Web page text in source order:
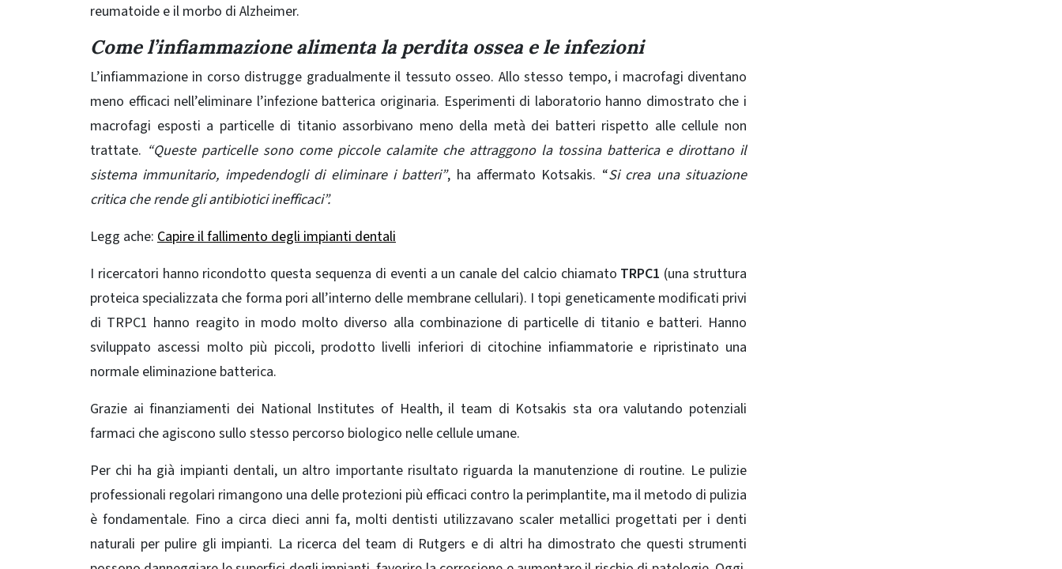
reumatoide e il morbo di Alzheimer.
Come l’infiammazione alimenta la perdita ossea e le infezioni
L’infiammazione in corso distrugge gradualmente il tessuto osseo. Allo stesso tempo, i macrofagi diventano
meno efficaci nell’eliminare l’infezione batterica originaria. Esperimenti di laboratorio hanno dimostrato che i
macrofagi esposti a particelle di titanio assorbivano meno della metà dei batteri rispetto alle cellule non
trattate. “Queste particelle sono come piccole calamite che attraggono la tossina batterica e dirottano il
sistema immunitario, impedendogli di eliminare i batteri”, ha affermato Kotsakis. “Si crea una situazione
critica che rende gli antibiotici inefficaci”.
Legg ache: Capire il fallimento degli impianti dentali
I ricercatori hanno ricondotto questa sequenza di eventi a un canale del calcio chiamato TRPC1 (una struttura
proteica specializzata che forma pori all’interno delle membrane cellulari). I topi geneticamente modificati privi
di TRPC1 hanno reagito in modo molto diverso alla combinazione di particelle di titanio e batteri. Hanno
sviluppato ascessi molto più piccoli, prodotto livelli inferiori di citochine infiammatorie e ripristinato una
normale eliminazione batterica.
Grazie ai finanziamenti dei National Institutes of Health, il team di Kotsakis sta ora valutando potenziali
farmaci che agiscono sullo stesso percorso biologico nelle cellule umane.
Per chi ha già impianti dentali, un altro importante risultato riguarda la manutenzione di routine. Le pulizie
professionali regolari rimangono una delle protezioni più efficaci contro la perimplantite, ma il metodo di pulizia
è fondamentale. Fino a circa dieci anni fa, molti dentisti utilizzavano scaler metallici progettati per i denti
naturali per pulire gli impianti. La ricerca del team di Rutgers e di altri ha dimostrato che questi strumenti